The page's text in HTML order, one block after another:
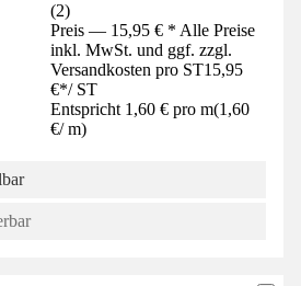
(2)
Preis — 15,95 € * Alle Preise
inkl. MwSt. und ggf. zzgl.
Versandkosten pro ST15,95
€*/ ST
Entspricht 1,60 € pro m(1,60
€/ m)